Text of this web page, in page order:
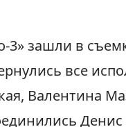
3»зашли в
все
Валентина